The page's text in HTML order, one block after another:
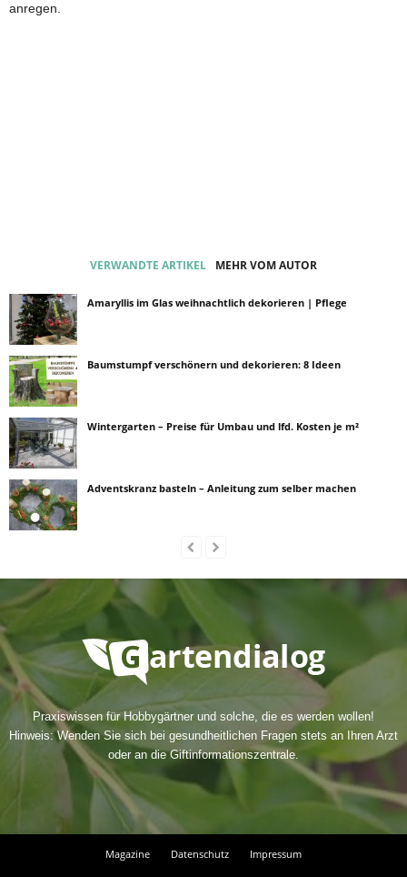
anregen.
VERWANDTE ARTIKEL MEHR VOM AUTOR
Amaryllis im Glas weihnachtlich dekorieren | Pflege
Baumstumpf verschönern und dekorieren: 8 Ideen
Wintergarten – Preise für Umbau und lfd. Kosten je m²
Adventskranz basteln – Anleitung zum selber machen
Praxiswissen für Hobbygärtner und solche, die es werden wollen!
Hinweis: Wenden Sie sich bei gesundheitlichen Fragen stets an Ihren Arzt
oder an die Giftinformationszentrale.
Magazine Datenschutz
Impressum